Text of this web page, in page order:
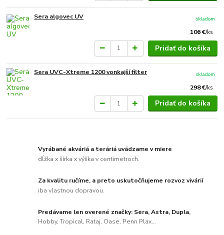
Sera algovec UV
106 €/ks
skladom
Pridať do košíka
Sera UVC-Xtreme 1200 vonkajší filter
298 €/ks
skladom
Pridať do košíka
Vyrábané akváriá a teráriá uvádzame v miere
dĺžka x šírka x výška v centimetroch.
Za kvalitu ručíme, a preto uskutočňujeme rozvoz vivárií
iba vlastnou dopravou.
Predávame len overené značky: Sera, Astra, Dupla,
Hobby, Tropical, Rataj, Oase, Penn Plax...